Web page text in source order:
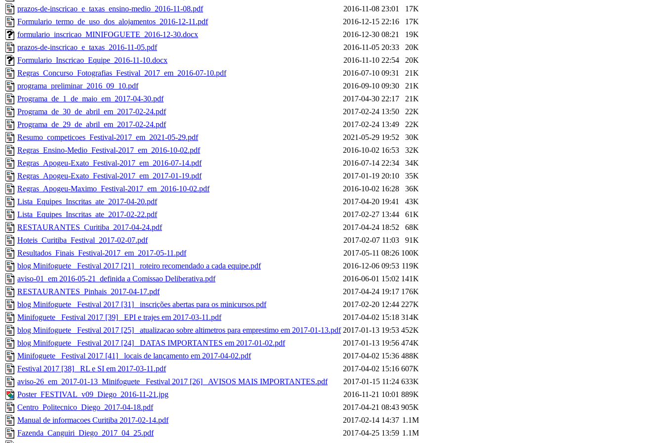
prazos-de-inscricao_e_taxas_ensino-medio_2016-11-08.pdf
2016-11-08 23:01
17K
Formulario_termo_de_uso_dos_alojamentos_2016-12-11.pdf
2016-12-15 22:16
17K
formulario_inscricao_MINIFOGUETE_2016-12-30.docx
2016-12-30 08:21
19K
prazos-de-inscricao_e_taxas_2016-11-05.pdf
2016-11-05 20:33
20K
Formulario_Inscricao_Equipe_2016-11-10.docx
2016-11-10 22:54
20K
Regras_Concurso_Fotografias_Festival_2017_em_2016-07-10.pdf
2016-07-10 09:31
21K
programa_preliminar_2016_09_10.pdf
2016-09-10 09:30
21K
Programa_de_1_de_maio_em_2017-04-30.pdf
2017-04-30 22:17
21K
Programa_de_30_de_abril_em_2017-02-24.pdf
2017-02-24 13:50
22K
Programa_de_29_de_abril_em_2017-02-24.pdf
2017-02-24 13:49
22K
Resumo_competicoes_Festival-2017_em_2021-05-29.pdf
2021-05-29 19:52
30K
Regras_Ensino-Medio_Festival-2017_em_2016-10-02.pdf
2016-10-02 16:53
32K
Regras_Apogeu-Exato_Festival-2017_em_2016-07-14.pdf
2016-07-14 22:34
34K
Regras_Apogeu-Exato_Festival-2017_em_2017-01-19.pdf
2017-01-19 20:10
35K
Regras_Apogeu-Maximo_Festival-2017_em_2016-10-02.pdf
2016-10-02 16:28
36K
Lista_Equipes_Inscritas_ate_2017-04-20.pdf
2017-04-20 19:41
43K
Lista_Equipes_Inscritas_ate_2017-02-22.pdf
2017-02-27 13:44
61K
RESTAURANTES_Curitiba_2017-04-24.pdf
2017-04-24 18:52
68K
Hoteis_Curitiba_Festival_2017-02-07.pdf
2017-02-07 11:03
91K
Resultados_Finais_Festival-2017_em_2017-05-11.pdf
2017-05-11 08:26 100K
blog Minifoguete_ Festival 2017 [21]_ roteiro recomendado a cada equipe.pdf
2016-12-06 09:53 119K
aviso-01_em 2016-05-21_definida a Comissao Deliberativa.pdf
2016-06-01 15:02 141K
RESTAURANTES_Pinhais_2017-04-17.pdf
2017-04-24 19:17 176K
blog Minifoguete_ Festival 2017 [31]_ inscrições abertas para os minicursos.pdf
2017-02-20 12:44 227K
Minifoguete_ Festival 2017 [39]_ EPI e trajes em 2017-03-11.pdf
2017-04-02 15:18 314K
blog Minifoguete_ Festival 2017 [25]_ atualizacao sobre altimetros para emprestimo em 2017-01-13.pdf 2017-01-13 19:53 452K
blog Minifoguete_ Festival 2017 [24]_ DATAS IMPORTANTES em 2017-01-02.pdf
2017-01-13 19:56 474K
Minifoguete_ Festival 2017 [41]_ locais de lançamento em 2017-04-02.pdf
2017-04-02 15:36 488K
Festival 2017 [38]_ RL e SI em 2017-03-11.pdf
2017-04-02 15:16 607K
aviso-26_em_2017-01-13_Minifoguete_ Festival 2017 [26]_ AVISOS MAIS IMPORTANTES.pdf
2017-01-15 11:24 633K
Poster_FESTIVAL_v09_Diego_2016-11-21.jpg
2016-11-21 10:01 889K
Centro_Politecnico_Diego_2017-04-18.pdf
2017-04-21 08:43 905K
Manual de informacoes Curitiba 2017-02-14.pdf
2017-02-14 14:37 1.1M
Fazenda_Canguiri_Diego_2017_04_25.pdf
2017-04-25 13:59 1.1M